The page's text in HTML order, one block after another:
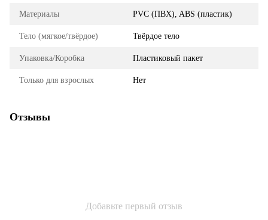
Материалы PVC (ПВХ), ABS (пластик)
Тело (мягкое/твёрдое) Твёрдое тело
Упаковка/Коробка Пластиковый пакет
Только для взрослых Нет
Отзывы
Добавьте первый отзыв